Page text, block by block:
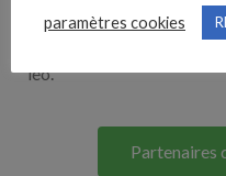
Lorem ipsum dolor sit
elit tellus, luctus nec
leo.
Partenaires
paramètres cookies